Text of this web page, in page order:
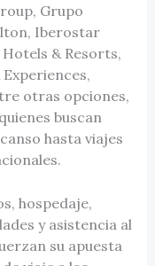
Grupo
Iberostar
& Resorts,
otras opciones,
buscan
hasta viajes
hospedaje,
y asistencia al
su apuesta